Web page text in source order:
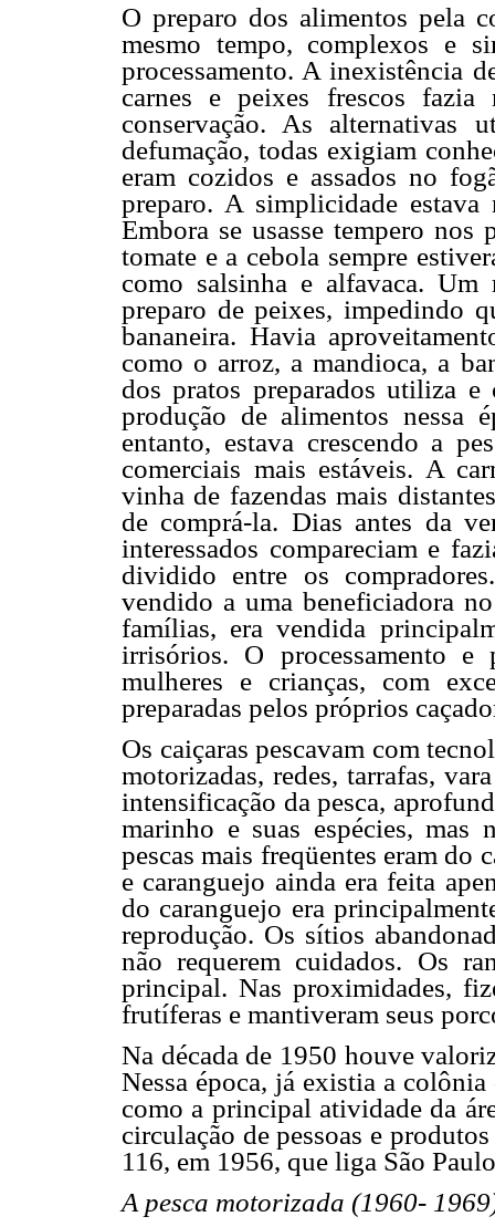
O preparo dos alimentos pela
mesmo tempo, complexos e
processamento. A inexistência
carnes e peixes frescos fazia
conservação. As alternativas
defumação, todas exigiam
eram cozidos e assados no
preparo. A simplicidade estava
Embora se usasse tempero
tomate e a cebola sempre
como salsinha e alfavaca.
preparo de peixes, impedindo
bananeira. Havia
como o arroz, a mandioca, a
dos pratos preparados utiliza e
produção de alimentos nessa
entanto, estava crescendo a
comerciais mais estáveis. A
vinha de fazendas mais
de comprá-la. Dias antes da
interessados compareciam e
dividido entre os
vendido a uma beneficiadora
famílias, era vendida
irrisórios. O processamento
mulheres e crianças, com
preparadas pelos próprios
Os caiçaras pescavam com
motorizadas, redes, tarrafas,
intensificação da pesca,
marinho e suas espécies, mas
pescas mais freqüentes eram do
e caranguejo ainda era feita
do caranguejo era
reprodução. Os sítios
não requerem cuidados. Os
principal. Nas proximidades,
frutíferas e mantiveram seus
Na década de 1950 houve
Nessa época, já existia a
como a principal atividade da
circulação de pessoas e
116, em 1956, que liga São
A pesca motorizada (1960-